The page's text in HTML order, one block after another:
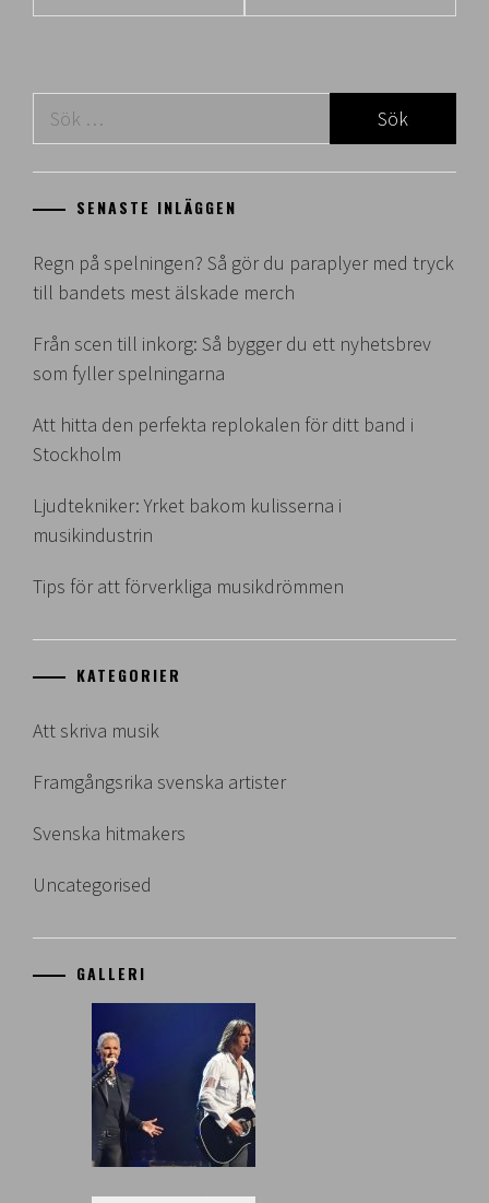
Sök
SENASTE INLÄGGEN
Regn på spelningen? Så gör du paraplyer med tryck
till bandets mest älskade merch
Från scen till inkorg: Så bygger du ett nyhetsbrev
som fyller spelningarna
Att hitta den perfekta replokalen för ditt band i
Stockholm
Ljudtekniker: Yrket bakom kulisserna i
musikindustrin
Tips för att förverkliga musikdrömmen
KATEGORIER
Att skriva musik
Framgångsrika svenska artister
Svenska hitmakers
Uncategorised
GALLERI